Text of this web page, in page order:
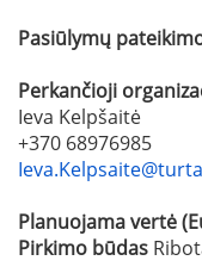
Pasiūlymų
Perkančioji
Ieva Kelpšaitė
+370 68976985
Planuojama vertė
Pirkimo būdas